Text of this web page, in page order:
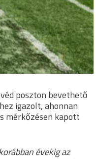
poszton bevethető
igazolt, ahonnan
mérkőzésen kapott
évekig az